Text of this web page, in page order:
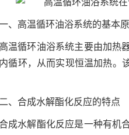
、高温循环油浴系统的基本
高温循环油浴系统主要由加热
循环，从而实现恒温加热。
二、合成水解酯化反应的特点
成水解酯化反应是一种有机